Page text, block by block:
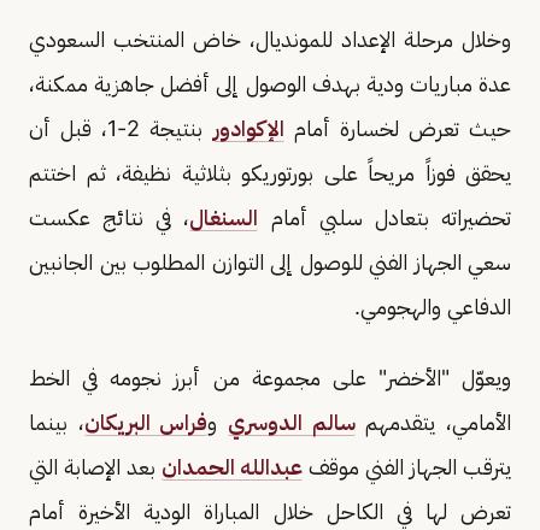
وخلال مرحلة الإعداد للمونديال، خاض المنتخب السعودي
عدة مباريات ودية بهدف الوصول إلى أفضل جاهزية ممكنة،
حيث تعرض لخسارة أمام الإكوادور
بنتيجة 2-1، قبل أن
يحقق فوزاً مريحاً على بورتوريكو بثلاثية نظيفة، ثم اختتم
تحضيراته بتعادل سلبي أمام السنغال، في نتائج عكست
سعي الجهاز الفني للوصول إلى التوازن المطلوب بين الجانبين
الدفاعي والهجومي.
ويعوّل "الأخضر" على مجموعة من أبرز نجومه في الخط
الأمامي، يتقدمهمسالم الدوسري وفراس البريكان، بينما
يترقب الجهاز الفني موقف عبدالله الحمدان بعد الإصابة التي
تعرض لها في الكاحل خلال المباراة الودية الأخيرة أمام